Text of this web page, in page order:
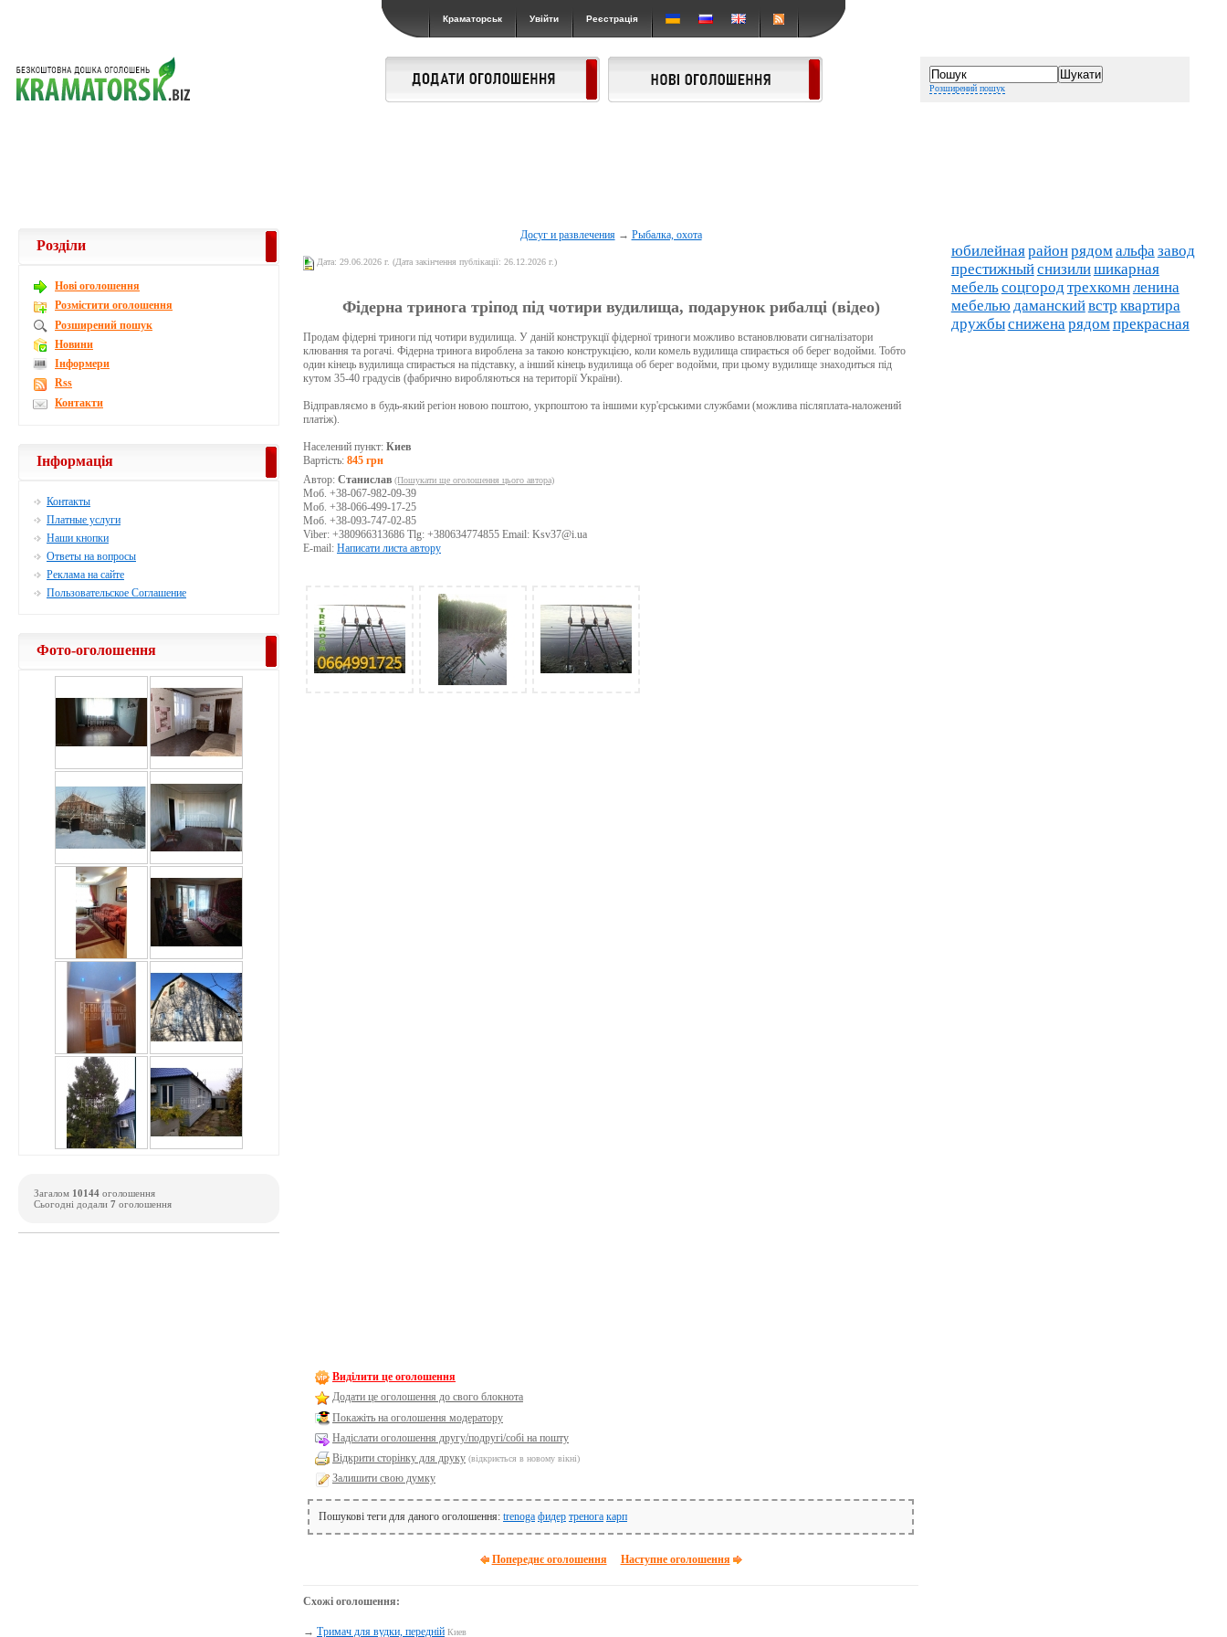
Краматорськ Увійти Реєстрація
Розширений пошук
Досуг и развлечения→ Рыбалка, охота
Дата: 29.06.2026 г. (Дата закінчення публікації: 26.12.2026 г.)
Фідерна тринога тріпод під чотири вудилища, подарунок рибалці (відео)
Продам фідерні триноги під чотири вудилища. У даній конструкції фідерної триноги можливо встановлювати сигналізатори
клювання та рогачі. Фідерна тринога вироблена за такою конструкцією, коли комель вудилища спирається об берег водойми. Тобто
один кінець вудилища спирається на підставку, а інший кінець вудилища об берег водойми, при цьому вудилище знаходиться під
кутом 35-40 градусів (фабрично виробляються на території України).
Відправляємо в будь-який регіон новою поштою, укрпоштою та іншими кур'єрськими службами (можлива післяплата-наложений
платіж).
Населений пункт: Киев
Вартість: 845 грн
Автор: Станислав (Пошукати ще оголошення цього автора)
Моб. +38-067-982-09-39
Моб. +38-066-499-17-25
Моб. +38-093-747-02-85
Viber: +380966313686 Tlg: +380634774855 Email: Ksv37@i.ua
E-mail: Написати листа автору
Виділити це оголошення
Додати це оголошення до свого блокнота
Покажіть на оголошення модератору
Надіслати оголошення другу/подругі/собі на пошту
Відкрити сторінку для друку (відкриється в новому вікні)
Залишити свою думку
Пошукові теги для даного оголошення: trenoga фидер тренога карп
Попереднє оголошення Наступне оголошення
Схожі оголошення:
→ Тримач для вудки, передній Киев
Розділи
Новi оголошення
Розмістити оголошення
Розширений пошук
Новини
Інформери
Rss
Контакти
Інформація
Контакты
Платные услуги
Наши кнопки
Ответы на вопросы
Реклама на сайте
Пользовательское Соглашение
Фото-оголошення
Загалом 10144 оголошення
Сьогодні додали 7 оголошення
юбилейнаярайонрядомальфазавод
престижныйснизилишикарная
мебельсоцгородтрехкомнленина
мебелью даманскийвстр квартира
дружбысниженарядомпрекрасная